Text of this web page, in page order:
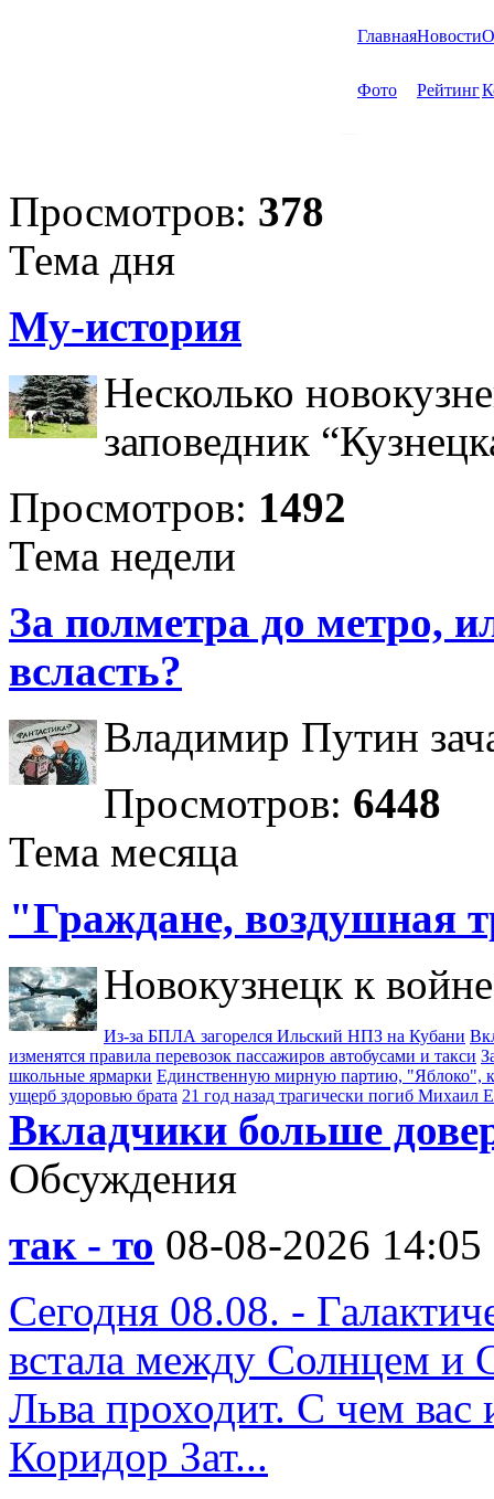
ГлавнаяНовости
Фото Рейтинг
Просмотров: 378
Тема дня
Му-история
Несколько
заповедник
Просмотров: 1492
Тема недели
За полметра до метро,
всласть?
Владимир Путин
Просмотров: 6448
Тема месяца
"Граждане, воздушная
Новокузнецк к
Из-за БПЛА загорелся Ильский НПЗ на Кубани
изменятся правила перевозок пассажиров автобусами и такси
школьные ярмарки Единственную мирную партию, "Яблоко",
ущерб здоровью брата 21 год назад трагически погиб Михаил
Вкладчики больше
Обсуждения
так - то 08-08-2026 14:05
Сегодня 08.08. -
встала между Солнцем и
Льва проходит. С чем вас
Коридор Зат...